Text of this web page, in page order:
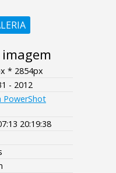
* 2854px
- 2012
PowerShot
20:19:38